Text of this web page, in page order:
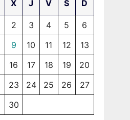
X J V S D
2 3 4 5
6
9 10 11 12
13
16 17 18 19
20
23 24 25 26
27
30